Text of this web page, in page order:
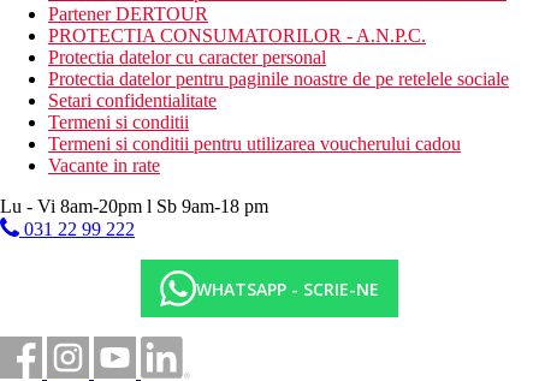
Partener DERTOUR
PROTECTIA CONSUMATORILOR - A.N.P.C.
Protectia datelor cu caracter personal
Protectia datelor pentru paginile noastre de pe retelele sociale
Setari confidentialitate
Termeni si conditii
Termeni si conditii pentru utilizarea voucherului cadou
Vacante in rate
Lu - Vi 8am-20pm l Sb 9am-18 pm
031 22 99 222
WHATSAPP - SCRIE-NE